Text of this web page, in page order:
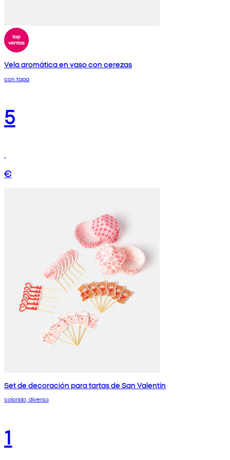
Vela aromática en vaso con cerezas
con tapa
5
€
Set de decoración para tartas de San Valentín
colorido, diverso
1